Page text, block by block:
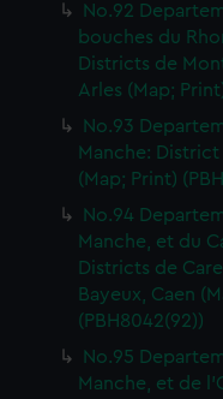
No.92
bouches du
Districts de
Arles (Map;
No.93
Manche:
(Map; Print)
No.94
Manche, et du
Districts de
Bayeux, Caen
(PBH8042(92))
No.95
Manche, et de